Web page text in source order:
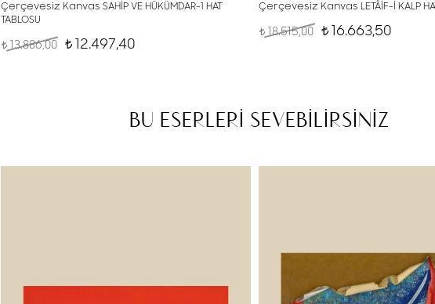
Çerçevesiz Kanvas SAHİP VE HÜKÜMDAR-1 HAT
TABLOSU
t 13.886,00 t12.497,40
Çerçevesiz Kanvas LETÂİF-İ KALP
t 18.515,00 t16.663,50
BU ESERLERİ SEVEBİLİRSİNİZ